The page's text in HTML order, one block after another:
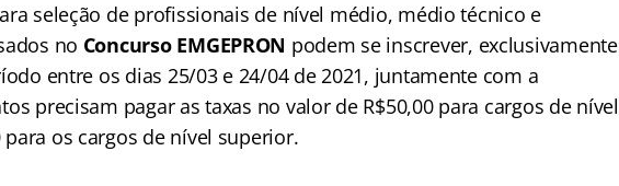
seleção de profissionais de nível médio, médio técnico e
no Concurso EMGEPRON podem se inscrever, exclusivamente
entre os dias 25/03 e 24/04 de 2021, juntamente com a
precisam pagar as taxas no valor de R$50,00 para cargos de nível
para os cargos de nível superior.